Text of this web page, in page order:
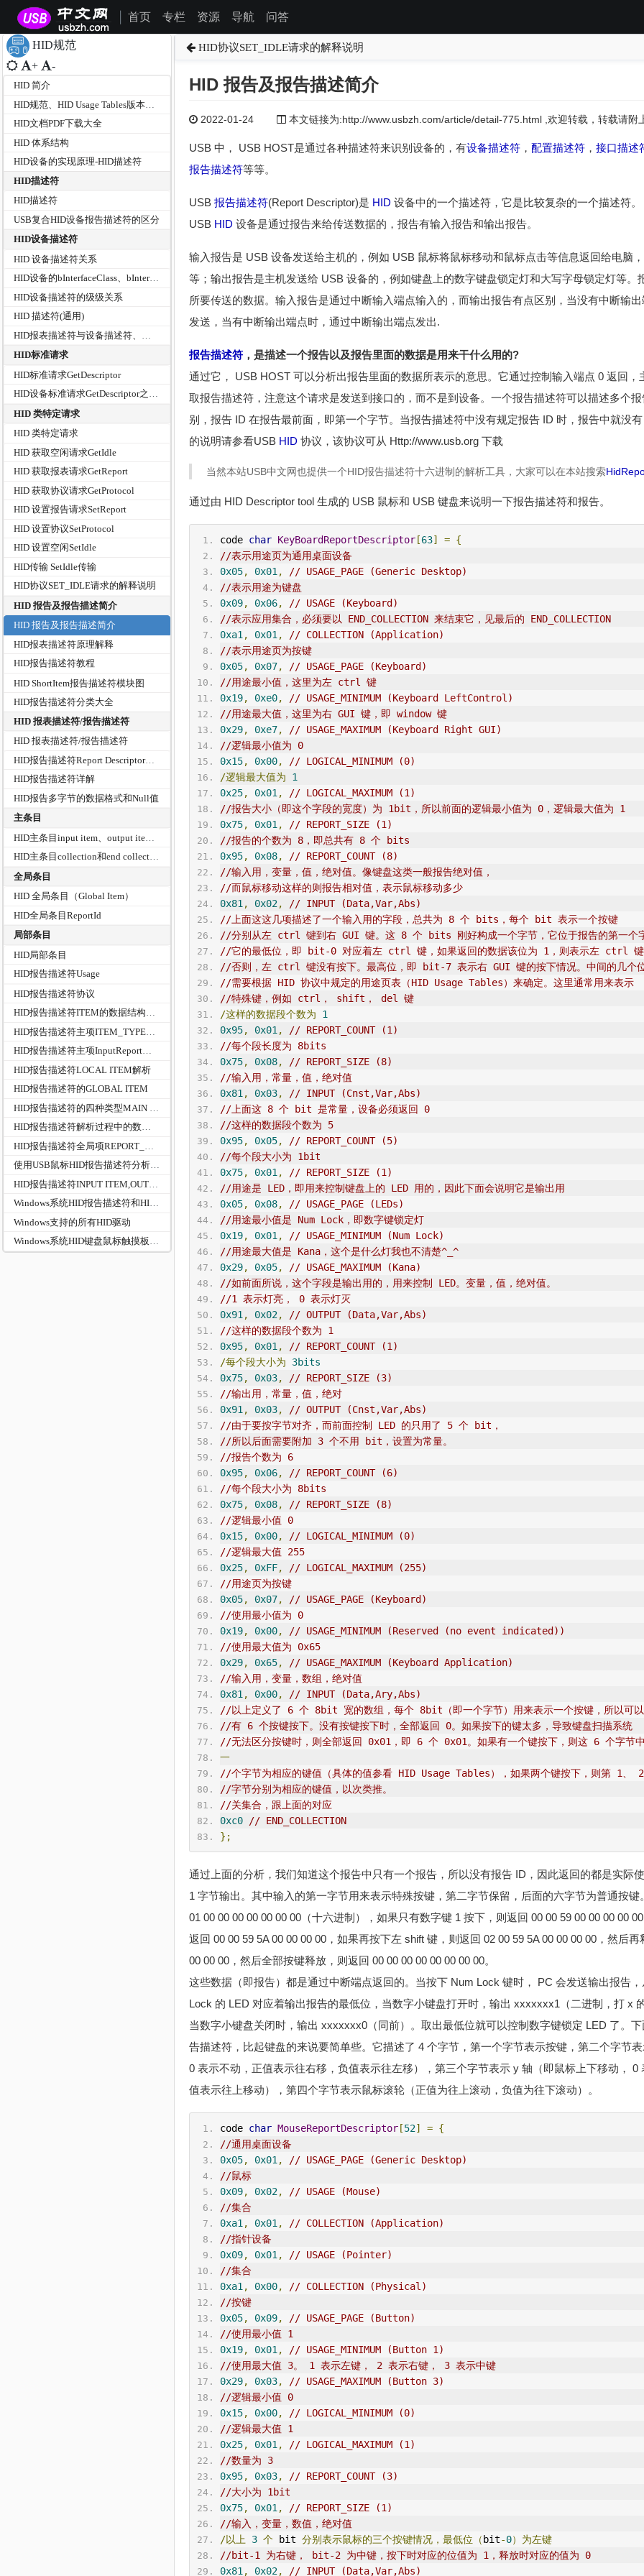
首页 专栏 资源 导航 问答
HID规范
+ -
HID 简介
HID文档PDF下载大全
HID 体系结构
HID设备的实现原理-HID描述符
HID描述符
HID描述符
USB复合HID设备报告描述符的区分
HID设备描述符
HID 设备描述符关系
HID设备的bInterfaceClass、bInterfaceSubClass和bInterfaceProtocol
HID设备描述符的级级关系
HID 描述符(通用)
HID标准请求
HID标准请求GetDescriptor
HID设备标准请求GetDescriptor之获取报告描述符
HID 类特定请求
HID 类特定请求
HID 获取空闲请求GetIdle
HID 获取报表请求GetReport
HID 获取协议请求GetProtocol
HID 设置报告请求SetReport
HID 设置协议SetProtocol
HID 设置空闲SetIdle
HID传输 SetIdle传输
HID协议SET_IDLE请求的解释说明
HID 报告及报告描述简介
HID 报告及报告描述简介
HID报表描述符原理解释
HID报告描述符教程
HID ShortItem报告描述符模块图
HID报告描述符分类大全
HID 报表描述符/报告描述符
HID 报表描述符/报告描述符
HID报告描述符Report Descriptor解析分析
HID报告描述符详解
HID报告多字节的数据格式和Null值
主条目
HID主条目collection和end collection详解
全局条目
HID 全局条目（Global Item）
HID全局条目ReportId
局部条目
HID局部条目
HID报告描述符Usage
HID报告描述符协议
HID报告描述符ITEM的数据结构及代码分析过程
HID报告描述符主项InputReport、OutputReport,FeatureReport
HID报告描述符LOCAL ITEM解析
HID报告描述符的GLOBAL ITEM
HID报告描述符解析过程中的数据结构关系
使用USB鼠标HID报告描述符分析HID_REPORT及成员HID_REPORT_ITEM关系
Windows系统HID报告描述符和HID报告数据最大最小长度
Windows支持的所有HID驱动
Windows系统HID键盘鼠标触摸板驱动程序架构
HID协议SET_IDLE请求的解释说明
HID 报告及报告描述简介
2022-01-24 本文链接为:http://www.usbzh.com/article/detail-775.html ,欢迎转载，转载请附
USB 中， USB HOST是通过各种描述符来识别设备的，有设备描述符， 配置描述符， 接口描述
报告描述符等等。
USB 报告描述符(Report Descriptor)是 HID 设备中的一个描述符，它是比较复杂的一个描述符。
USB HID 设备是通过报告来给传送数据的，报告有输入报告和输出报告。
输入报告是 USB 设备发送给主机的，例如 USB 鼠标将鼠标移动和鼠标点击等信息返回给电脑
等；输出报告是主机发送给 USB 设备的，例如键盘上的数字键盘锁定灯和大写字母锁定灯等。
所要传送的数据。输入报告是通过中断输入端点输入的，而输出报告有点区别，当没有中断输
发送，当有中断输出端点时，通过中断输出端点发出.
报告描述符，是描述一个报告以及报告里面的数据是用来干什么用的?
通过它， USB HOST 可以分析出报告里面的数据所表示的意思。它通过控制输入端点 0 返回
取报告描述符，注意这个请求是发送到接口的，而不是到设备。一个报告描述符可以描述多个
别，报告 ID 在报告最前面，即第一个字节。当报告描述符中没有规定报告 ID 时，报告中就没
的说明请参看USB HID 协议，该协议可从 Http://www.usb.org 下载
当然本站USB中文网也提供一个HID报告描述符十六进制的解析工具，大家可以在本站搜索
通过由 HID Descriptor tool 生成的 USB 鼠标和 USB 键盘来说明一下报告描述符和报告。
code char KeyBoardReportDescriptor[63] = {
//表示用途页为通用桌面设备
0x05, 0x01 , // USAGE_PAGE (Generic Desktop)
//表示用途为键盘
0x09, 0x06,
// USAGE (Keyboard)
//表示应用集合，必须要以 END_COLLECTION 来结束它，见最后的 END_COLLECTION
0xa1 , 0x01 ,
// COLLECTION (Application)
//表示用途页为按键
0x05, 0x07, // USAGE_PAGE (Keyboard)
//用途最小值，这里为左 ctrl 键
0x19, 0xe0, // USAGE_MINIMUM (Keyboard LeftControl)
//用途最大值，这里为右 GUI 键，即 window 键
0x29, 0xe7,
// USAGE_MAXIMUM (Keyboard Right GUI)
//逻辑最小值为 0
0x15, 0x00, // LOGICAL_MINIMUM (0)
/逻辑最大值为
1
0x25, 0x01 ,
// LOGICAL_MAXIMUM (1)
//报告大小（即这个字段的宽度）为 1bit，所以前面的逻辑最小值为 0，逻辑最大值为 1
0x75, 0x01 ,
// REPORT_SIZE (1)
//报告的个数为 8，即总共有 8 个 bits
0x95, 0x08,
// REPORT_COUNT (8)
//输入用，变量，值，绝对值。像键盘这类一般报告绝对值，
//而鼠标移动这样的则报告相对值，表示鼠标移动多少
0x81 , 0x02, // INPUT (Data,Var,Abs)
//上面这这几项描述了一个输入用的字段，总共为 8 个 bits，每个 bit 表示一个按键
//分别从左 ctrl 键到右 GUI 键。这 8 个 bits 刚好构成一个字节，它位于报告的第一个
//它的最低位，即 bit-0 对应着左 ctrl 键，如果返回的数据该位为 1，则表示左 ctrl 键
//否则，左 ctrl 键没有按下。最高位，即 bit-7 表示右 GUI 键的按下情况。中间的几个
//需要根据 HID 协议中规定的用途页表（HID Usage Tables）来确定。这里通常用来表示
//特殊键，例如 ctrl， shift， del 键
/这样的数据段个数为
1
0x95, 0x01 ,
// REPORT_COUNT (1)
//每个段长度为 8bits
0x75, 0x08,
// REPORT_SIZE (8)
//输入用，常量，值，绝对值
0x81 , 0x03,
// INPUT (Cnst,Var,Abs)
//上面这 8 个 bit 是常量，设备必须返回 0
//这样的数据段个数为 5
0x95, 0x05,
// REPORT_COUNT (5)
//每个段大小为 1bit
0x75, 0x01 ,
// REPORT_SIZE (1)
//用途是 LED，即用来控制键盘上的 LED 用的，因此下面会说明它是输出用
0x05, 0x08, // USAGE_PAGE (LEDs)
//用途最小值是 Num Lock，即数字键锁定灯
0x19, 0x01 ,
// USAGE_MINIMUM (Num Lock)
//用途最大值是 Kana，这个是什么灯我也不清楚^_^
0x29, 0x05,
// USAGE_MAXIMUM (Kana)
//如前面所说，这个字段是输出用的，用来控制 LED。变量，值，绝对值。
//1 表示灯亮， 0 表示灯灭
0x91 , 0x02, // OUTPUT (Data,Var,Abs)
//这样的数据段个数为 1
0x95, 0x01 ,
// REPORT_COUNT (1)
/每个段大小为
3bits
0x75, 0x03,
// REPORT_SIZE (3)
//输出用，常量，值，绝对
0x91 , 0x03, // OUTPUT (Cnst,Var,Abs)
//由于要按字节对齐，而前面控制 LED 的只用了 5 个 bit，
//所以后面需要附加 3 个不用 bit，设置为常量。
//报告个数为 6
0x95, 0x06,
// REPORT_COUNT (6)
//每个段大小为 8bits
0x75, 0x08,
// REPORT_SIZE (8)
//逻辑最小值 0
0x15, 0x00,
// LOGICAL_MINIMUM (0)
//逻辑最大值 255
0x25, 0xFF,
// LOGICAL_MAXIMUM (255)
//用途页为按键
0x05, 0x07,
// USAGE_PAGE (Keyboard)
//使用最小值为 0
0x19, 0x00,
// USAGE_MINIMUM (Reserved (no event indicated))
//使用最大值为 0x65
0x29, 0x65,
// USAGE_MAXIMUM (Keyboard Application)
//输入用，变量，数组，绝对值
0x81 , 0x00,
// INPUT (Data,Ary,Abs)
//以上定义了 6 个 8bit 宽的数组，每个 8bit（即一个字节）用来表示一个按键，所以可
//有 6 个按键按下。没有按键按下时，全部返回 0。如果按下的键太多，导致键盘扫描系统
//无法区分按键时，则全部返回 0x01，即 6 个 0x01。如果有一个键按下，则这 6 个字节
一
//个字节为相应的键值（具体的值参看 HID Usage Tables），如果两个键按下，则第 1、
//字节分别为相应的键值，以次类推。
//关集合，跟上面的对应
0xc0
// END_COLLECTION
};
通过上面的分析，我们知道这个报告中只有一个报告，所以没有报告 ID，因此返回的都是实际
1 字节输出。其中输入的第一字节用来表示特殊按键，第二字节保留，后面的六字节为普通按
01 00 00 00 00 00 00 00（十六进制），如果只有数字键 1 按下，则返回 00 00 59 00 00 00 00
返回 00 00 59 5A 00 00 00 00，如果再按下左 shift 键，则返回 02 00 59 5A 00 00 00 00，然后
00 00 00，然后全部按键释放，则返回 00 00 00 00 00 00 00 00。
这些数据（即报告）都是通过中断端点返回的。当按下 Num Lock 键时， PC 会发送输出报告
Lock 的 LED 对应着输出报告的最低位，当数字小键盘打开时，输出 xxxxxxx1（二进制，打 x
当数字小键盘关闭时，输出 xxxxxxx0（同前）。取出最低位就可以控制数字键锁定 LED 了。
告描述符，比起键盘的来说要简单些。它描述了 4 个字节，第一个字节表示按键，第二个字节
0 表示不动，正值表示往右移，负值表示往左移），第三个字节表示 y 轴（即鼠标上下移动，
值表示往上移动），第四个字节表示鼠标滚轮（正值为往上滚动，负值为往下滚动）。
code char MouseReportDescriptor[52] = {
//通用桌面设备
0x05, 0x01 ,
// USAGE_PAGE (Generic Desktop)
//鼠标
0x09, 0x02,
// USAGE (Mouse)
//集合
0xa1 , 0x01 ,
// COLLECTION (Application)
//指针设备
0x09, 0x01 ,
// USAGE (Pointer)
//集合
0xa1 , 0x00,
// COLLECTION (Physical)
//按键
0x05, 0x09,
// USAGE_PAGE (Button)
//使用最小值 1
0x19, 0x01 ,
// USAGE_MINIMUM (Button 1)
//使用最大值 3。 1 表示左键， 2 表示右键， 3 表示中键
0x29, 0x03,
// USAGE_MAXIMUM (Button 3)
//逻辑最小值 0
0x15, 0x00,
// LOGICAL_MINIMUM (0)
//逻辑最大值 1
0x25, 0x01 ,
// LOGICAL_MAXIMUM (1)
//数量为 3
0x95, 0x03,
// REPORT_COUNT (3)
//大小为 1bit
0x75, 0x01 ,
// REPORT_SIZE (1)
//输入，变量，数值，绝对值
/以上
3 个 bit 分别表示鼠标的三个按键情况，最低位（ bit-0）为左键
//bit-1 为右键， bit-2 为中键，按下时对应的位值为 1，释放时对应的值为 0
0x81 , 0x02, // INPUT (Data,Var,Abs)